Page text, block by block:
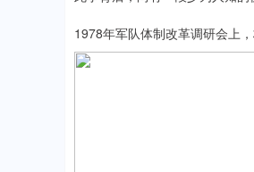
1978年军队体制改革调研会上